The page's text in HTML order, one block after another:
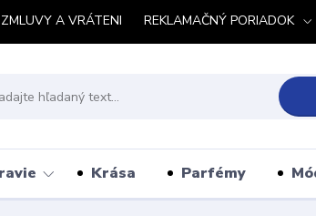
A VRÁTENI REKLAMAČNÝ PORIADOK
Krása Parfémy